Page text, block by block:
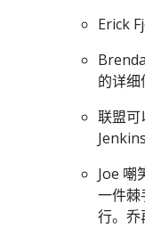
Erick
的详细
联盟可
Joe 嘲
一件棘
行。乔